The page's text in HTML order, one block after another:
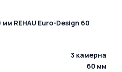
мм REHAU Euro-Design 60
3 камерна
60 мм